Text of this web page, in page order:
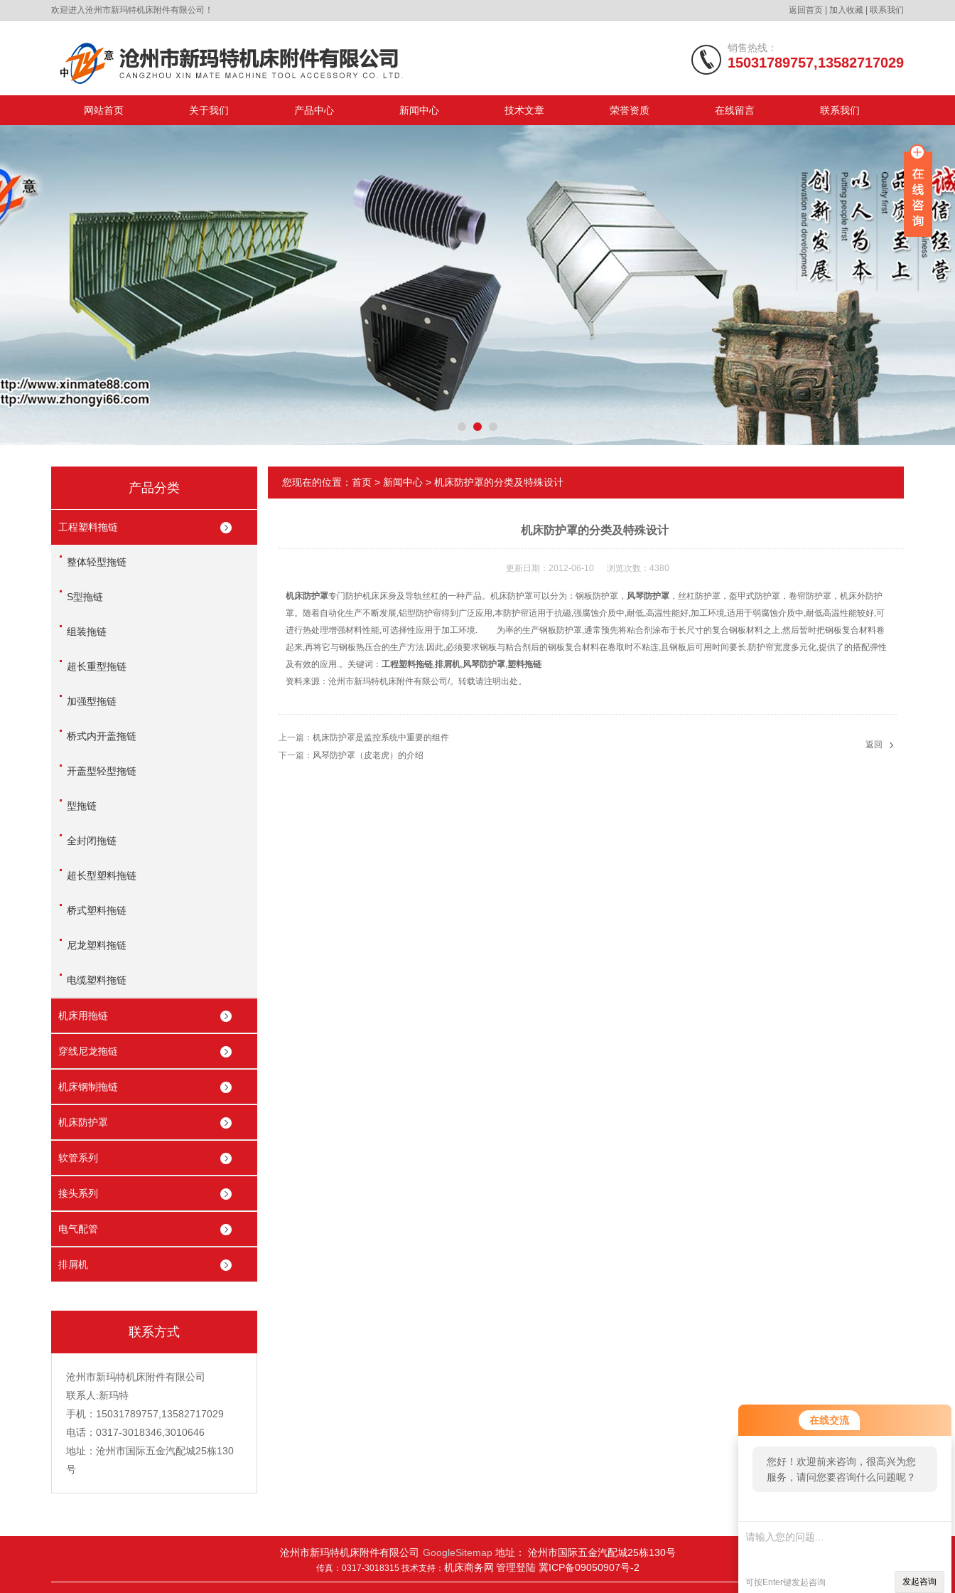
在线交流
您好！欢迎前来咨询，很高兴为您
服务，请问您要咨询什么问题呢？
可按Enter键发起咨询 发起咨询
欢迎进入沧州市新玛特机床附件有限公司！ 返回首页 加入收藏 联系我们
销售热线：
15031789757,13582717029
网站首页 关于我们 产品中心 新闻中心 技术文章 荣誉资质 在线留言 联系我们
产品分类
工程塑料拖链
整体轻型拖链
S型拖链
组装拖链
超长重型拖链
加强型拖链
桥式内开盖拖链
开盖型轻型拖链
型拖链
全封闭拖链
超长型塑料拖链
桥式塑料拖链
尼龙塑料拖链
电缆塑料拖链
机床用拖链
穿线尼龙拖链
机床钢制拖链
机床防护罩
软管系列
接头系列
电气配管
排屑机
联系方式
沧州市新玛特机床附件有限公司
联系人:新玛特
手机：15031789757,13582717029
电话：0317-3018346,3010646
地址：沧州市国际五金汽配城25栋130
号
您现在的位置： 首页 > 新闻中心 > 机床防护罩的分类及特殊设计
机床防护罩的分类及特殊设计
更新日期：2012-06-10 浏览次数：4380
机床防护罩专门防护机床床身及导轨丝杠的一种产品。机床防护罩可以分为：钢板防护罩， 风琴防护罩 ，丝杠防护罩，盔甲式防护罩，卷帘防护罩，机床外防护
罩。随着自动化生产不断发展,铝型防护帘得到广泛应用,本防护帘适用于抗磁,强腐蚀介质中,耐低,高温性能好,加工环境,适用于弱腐蚀介质中,耐低高温性能较好,可
进行热处理增强材料性能,可选择性应用于加工环境. 为率的生产钢板防护罩,通常预先将粘合剂涂布于长尺寸的复合钢板材料之上,然后暂时把钢板复合材料卷
起来,再将它与钢板热压合的生产方法.因此,必须要求钢板与粘合剂后的钢板复合材料在卷取时不粘连,且钢板后可用时间要长.防护帘宽度多元化,提供了的搭配弹性
及有效的应用.。关键词： 工程塑料拖链,排屑机,风琴防护罩,塑料拖链
资料来源：沧州市新玛特机床附件有限公司/。转载请注明出处。
上一篇： 机床防护罩是监控系统中重要的组件
下一篇： 风琴防护罩（皮老虎）的介绍
返回
沧州市新玛特机床附件有限公司 GoogleSitemap地址： 沧州市国际五金汽配城25栋130号
传真：0317-3018315 技术支持： 机床商务网 管理登陆 冀ICP备09050907号-2